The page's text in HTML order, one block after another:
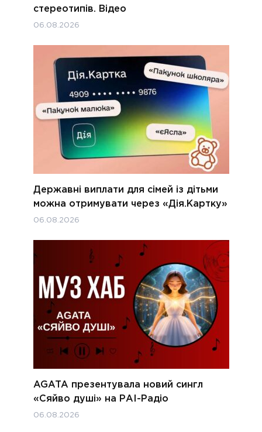
стереотипів. Відео
06.08.2026
Державні виплати для сімей із дітьми
можна отримувати через «Дія.Картку»
06.08.2026
AGATA презентувала новий сингл
«Сяйво душі» на РАІ-Радіо
06.08.2026